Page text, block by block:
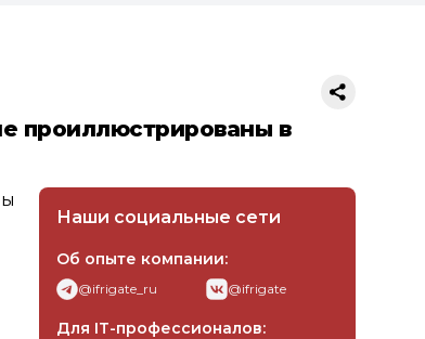
проиллюстрированы в
Наши социальные сети
Об опыте компании:
@ifrigate_ru @ifrigate
Для IT-профессионалов: